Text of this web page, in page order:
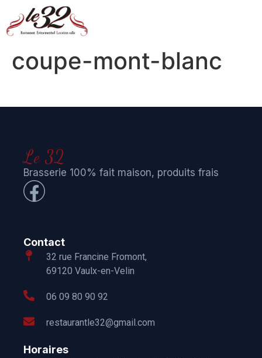
coupe-mont-blanc
Le 32
Brasserie 100% fait maison, produits frais
Contact
32 rue Francine Fromont,
69120 Vaulx-en-Velin
06 09 80 90 92
restaurantle32@gmail.com
Horaires